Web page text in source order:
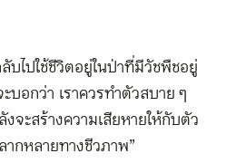
บไปใช้ชีวิตอยู่ในป่าที่มีวัชพืชอยู่
อกว่า เราควรทำตัวสบาย ๆ
งจะสร้างความเสียหายให้กับตัว
กหลายทางชีวภาพ”